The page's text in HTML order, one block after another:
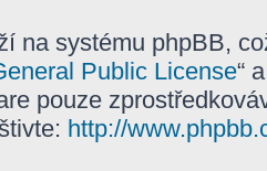
na systému phpBB,
Public License“
pouze
http://